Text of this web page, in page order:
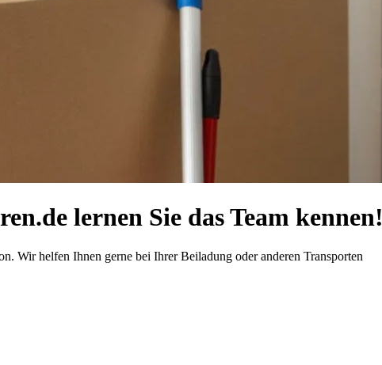
lernen Sie das Team kennen!
Wir helfen Ihnen gerne bei Ihrer Beiladung oder anderen Transporten